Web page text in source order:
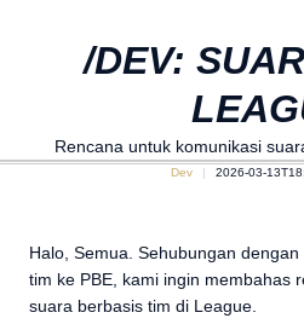
/DEV:
Rencana untuk komunikasi
Dev 2026-03-
Halo, Semua. Sehubungan
tim ke PBE, kami ingin membahas
suara berbasis tim di League.